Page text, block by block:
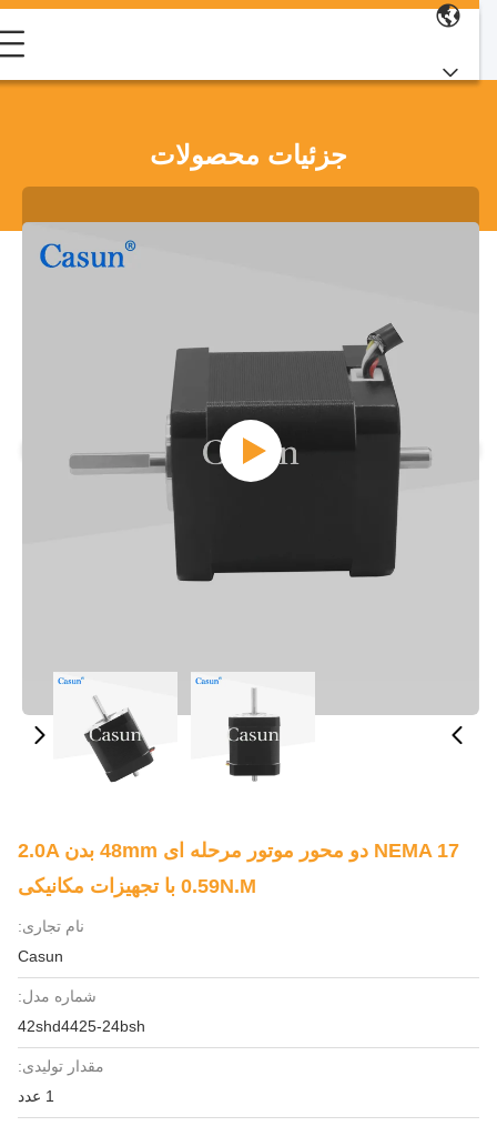
جزئیات محصولات
NEMA 17 دو محور موتور مرحله ای 48mm بدن 2.0A
0.59N.m با تجهیزات مکانیکی
نام تجاری:
Casun
شماره مدل:
42shd4425-24bsh
مقدار تولیدی: